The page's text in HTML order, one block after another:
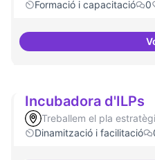
Formació i capacitació 0
Incubadora d'ILPs
Treballem el pla
Dinamització i facilitació